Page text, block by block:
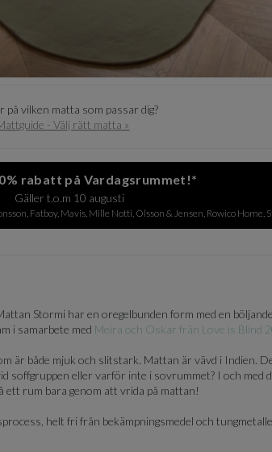
på vilken matta som passar dig?
- Välj rätt matta »
rabatt på Vardagsrummet!*
Gäller t.o.m 10 augusti
Fatboy, Mavis, Mille Notti, Olsson & Jensen, Rowico Home,
Stormi har en oregelbunden form med en
i samarbete med Meira och Oskar från Love is Blind
är både mjuk och slitstark. Mattan är vävd i Indien.
soffgruppen eller varför inte i sovrummet? I och med
ett rum bara genom att vrida på mattan!
helt fri från bekämpningsmedel och